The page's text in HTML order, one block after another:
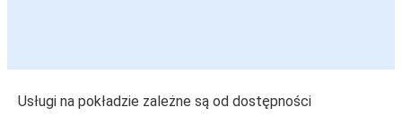
Usługi na pokładzie zależne są od dostępności